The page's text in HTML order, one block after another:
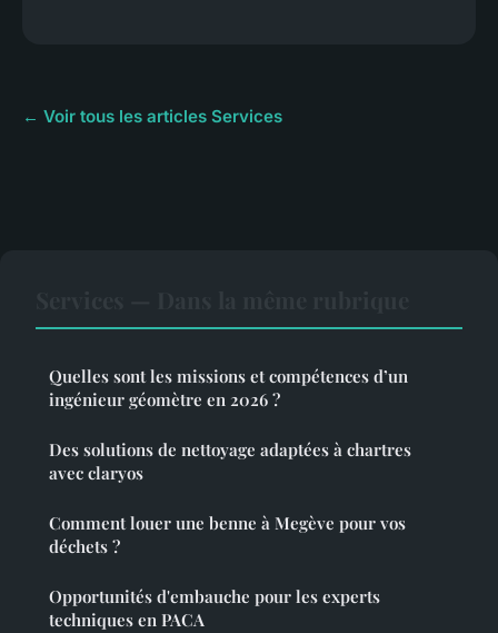
← Voir tous les articles Services
Quelles sont les missions et compétences d’un
ingénieur géomètre en 2026 ?
Des solutions de nettoyage adaptées à chartres
avec claryos
Comment louer une benne à Megève pour vos
déchets ?
Opportunités d'embauche pour les experts
techniques en PACA